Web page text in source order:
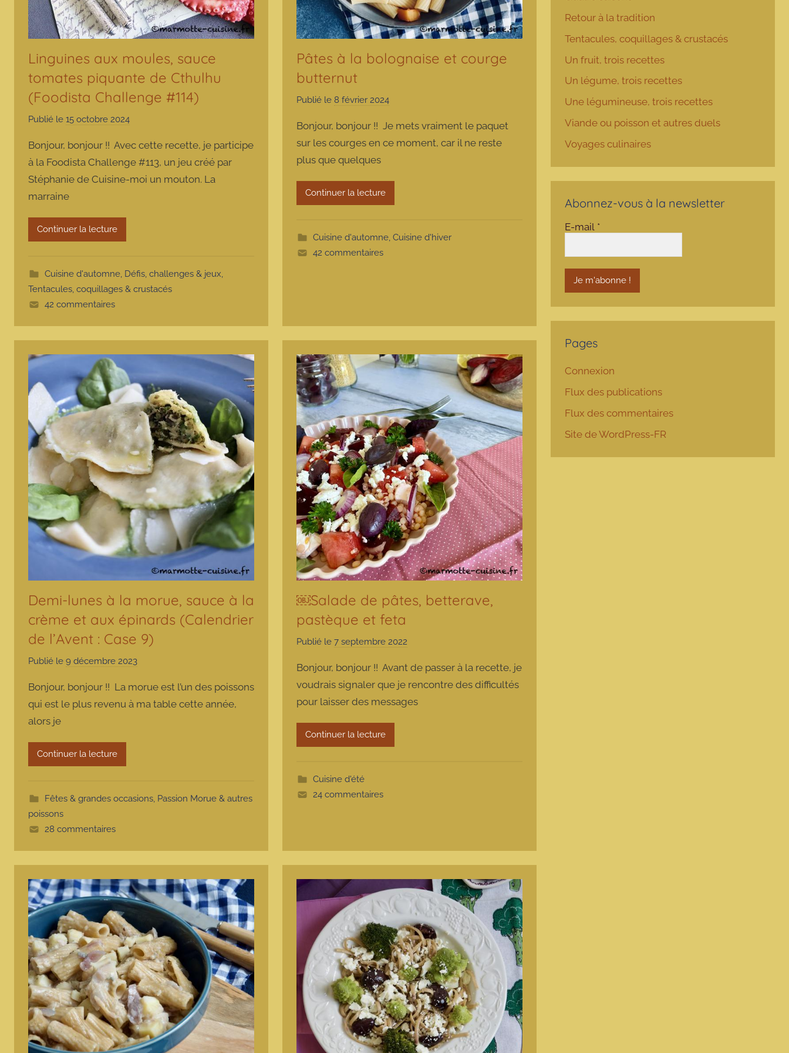
Linguines aux moules, sauce
tomates piquante de Cthulhu
(Foodista Challenge #114)
Publié le 15 octobre 2024
r
m
a
e
Bonjour, bonjour !! Avec cette recette, je participe
à la Foodista Challenge #113, un jeu créé par
Stéphanie de Cuisine-moi un mouton. La
marraine
Continuer la lecture
Cuisine d'automne, Défis, challenges & jeux,
Tentacules, coquillages & crustacés
42 commentaires
Pâtes à la bolognaise et courge
butternut
Publié le8 février 2024
r
m
o
t
Bonjour, bonjour !! Je mets vraiment le paquet
sur les courges en ce moment, car il ne reste
plus que quelques
Continuer la lecture
Cuisine d'automne, Cuisine d'hiver
42 commentaires
Demi-lunes à la morue, sauce à la
crème et aux épinards (Calendrier
de l’Avent : Case 9)
Publié le 9 décembre 2023
r
m
t
Bonjour, bonjour !! La morue est l’un des poissons
qui est le plus revenu à ma table cette année,
alors je
Continuer la lecture
Fêtes & grandes occasions, Passion Morue & autres
poissons
28 commentaires
￼Salade de pâtes, betterave,
pastèque et feta
Publié le7 septembre 2022
r
m
a
Bonjour, bonjour !! Avant de passer à la recette, je
voudrais signaler que je rencontre des difficultés
pour laisser des messages
Continuer la lecture
Cuisine d'été
24 commentaires
Retour à la tradition
Tentacules, coquillages & crustacés
Un fruit, trois recettes
Un légume, trois recettes
Une légumineuse, trois recettes
Viande ou poisson et autres duels
Voyages culinaires
Abonnez-vous à la newsletter
E-mail *
Pages
Connexion
Flux des publications
Flux des commentaires
Site de WordPress-FR